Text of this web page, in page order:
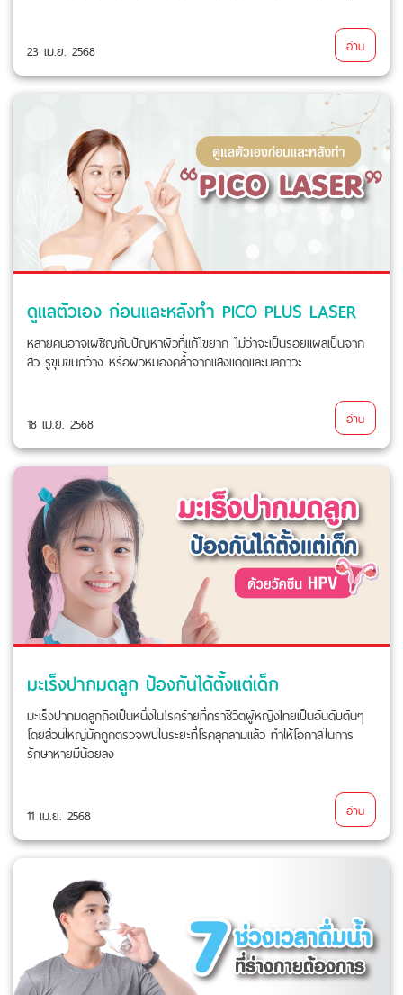
23 เม.ย. 2568 อ่าน
ดูแลตัวเอง ก่อนและหลังทำ PICO PLUS LASER
หลายคนอาจเผชิญกับปัญหาผิวที่แก้ไขยาก ไม่ว่าจะเป็นรอยแผลเป็นจาก
สิว รูขุมขนกว้าง หรือผิวหมองคล้ำจากแสงแดดและมลภาวะ
18 เม.ย. 2568 อ่าน
มะเร็งปากมดลูก ป้องกันได้ตั้งแต่เด็ก
มะเร็งปากมดลูกถือเป็นหนึ่งในโรคร้ายที่คร่าชีวิตผู้หญิงไทยเป็นอันดับต้นๆ
โดยส่วนใหญ่มักถูกตรวจพบในระยะที่โรคลุกลามแล้ว ทำให้โอกาสในการ
รักษาหายมีน้อยลง
11 เม.ย. 2568 อ่าน